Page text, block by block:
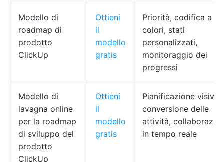
Modello di
roadmap di
prodotto
ClickUp
Ottieni
il
modello
gratis
Priorità, codifica a
colori, stati
personalizzati,
monitoraggio dei
progressi
Modello di
lavagna online
per la roadmap
di sviluppo del
prodotto
ClickUp
Ottieni
il
modello
gratis
Pianificazione visiva,
conversione delle
attività,
in tempo reale